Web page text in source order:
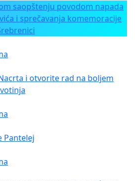
saopštenju povodom napada
i sprečavanja komemoracije
i otvorite rad na boljem
Pantelej